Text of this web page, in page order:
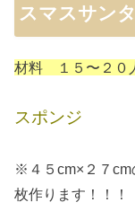
スマスサン
材料 １５〜２０
スポンジ
※４５cm×２７cm
枚作ります！！！